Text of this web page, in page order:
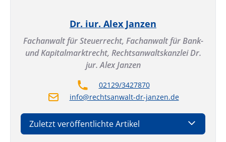
Dr. iur. Alex Janzen
Fachanwalt für Steuerrecht, Fachanwalt für Bank-
und Kapitalmarktrecht, Rechtsanwaltskanzlei Dr.
jur. Alex Janzen
02129/3427870
info@rechtsanwalt-dr-janzen.de
Zuletzt veröffentlichte Artikel